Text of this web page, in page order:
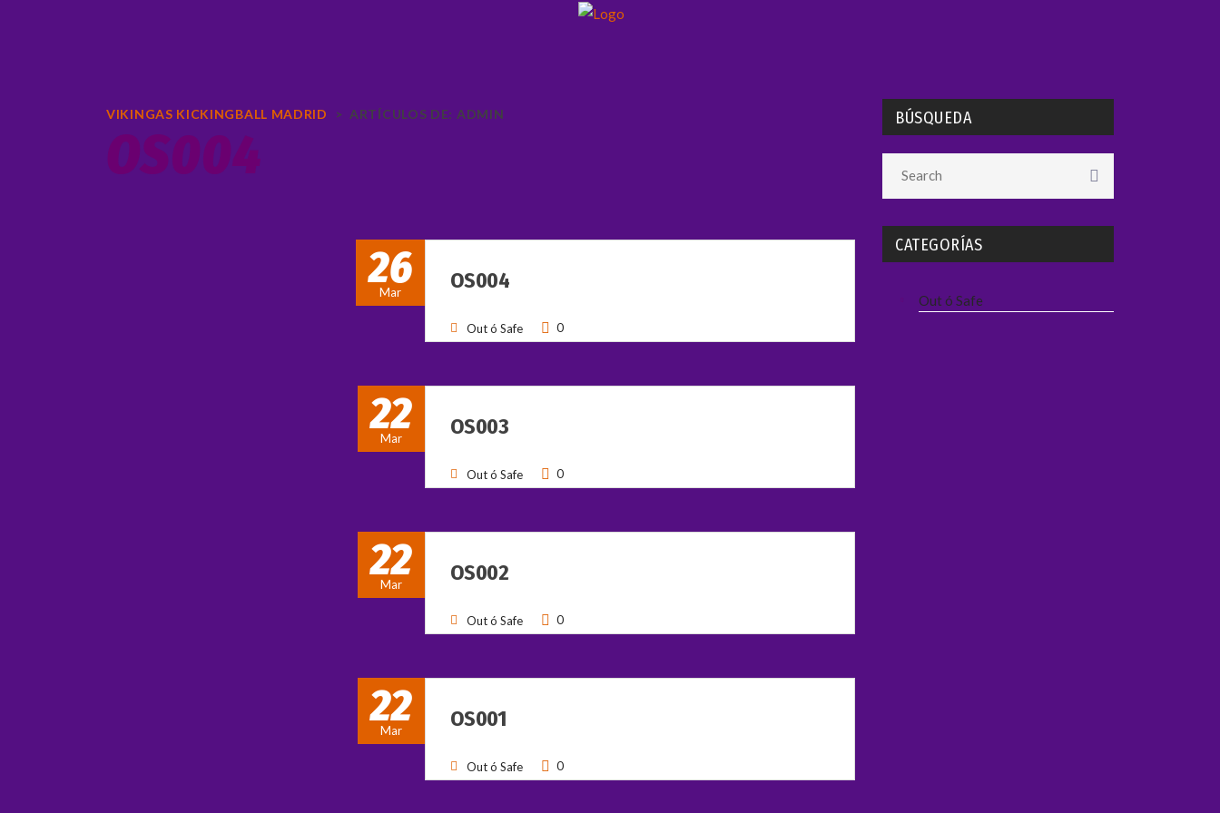
VIKINGAS KICKINGBALL MADRID > ARTÍCULOS DE: ADMIN
26
Mar OS004
Out ó Safe 0
22
Mar OS003
Out ó Safe 0
22
Mar OS002
Out ó Safe 0
22
Mar OS001
Out ó Safe 0
BÚSQUEDA
CATEGORÍAS
Out ó Safe